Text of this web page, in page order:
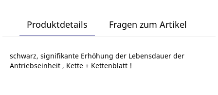
Produktdetails Fragen zum Artikel
schwarz, signifikante Erhöhung der Lebensdauer der
Antriebseinheit , Kette + Kettenblatt !